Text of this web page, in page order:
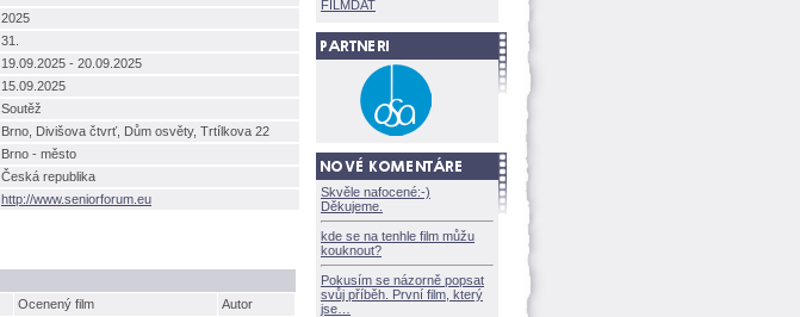
2025
31.
19.09.2025 - 20.09.2025
15.09.2025
Soutěž
Brno, Divišova čtvrť, Dům osvěty, Trtílkova 22
Brno - město
Česká republika
http://www.seniorforum.eu
Ocenený film
Autor
FILMDAT
Skvěle nafocené:-)
Děkujeme.
kde se na tenhle film můžu
kouknout?
Pokusím se názorně popsat
svůj příběh. První film, který
jse